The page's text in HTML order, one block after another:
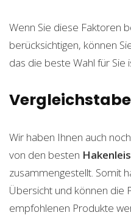
Wenn Sie diese Faktoren
berücksichtigen, können
das die beste Wahl für Sie
Wir haben Ihnen auch
von den besten
zusammengestellt. Somit
Übersicht und können die
empfohlenen Produkte